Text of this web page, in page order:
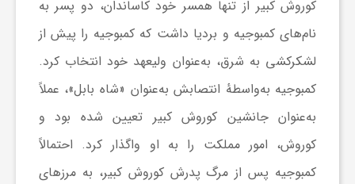
کوروش کبیر از تنها همسر خود کاساندان، دو پسر به
نام‌های کمبوجیه و بردیا داشت که کمبوجیه را پیش از
لشکرکشی به شرق، به‌عنوان ولیعهد خود انتخاب کرد.
کمبوجیه به‌واسطهٔ انتصابش به‌عنوان «شاه بابل»، عملاً
به‌عنوان جانشین کوروش کبیر تعیین شده بود و
کوروش، امور مملکت را به او واگذار کرد. احتمالاً
کمبوجیه پس از مرگ پدرش کوروش کبیر، به مرزهای